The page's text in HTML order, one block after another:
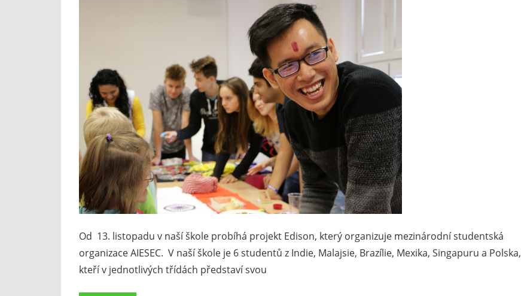
Od 13. listopadu v naší škole probíhá projekt Edison, který organizuje mezinárodní studentská
organizace AIESEC. V naší škole je 6 studentů z Indie, Malajsie, Brazílie, Mexika, Singapuru a Polska,
kteří v jednotlivých třídách představí svou